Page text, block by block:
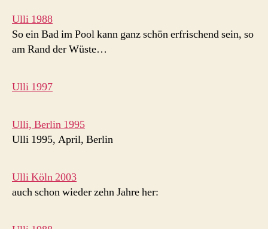
Ulli 1988
So ein Bad im Pool kann ganz schön erfrischend sein, so
am Rand der Wüste…
Ulli 1997
Ulli, Berlin 1995
Ulli 1995, April, Berlin
Ulli Köln 2003
auch schon wieder zehn Jahre her: